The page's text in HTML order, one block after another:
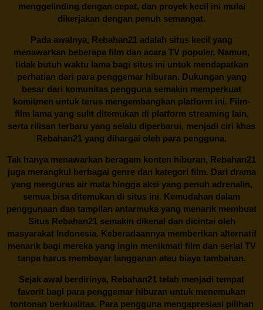
menggelinding dengan cepat, dan proyek kecil ini mulai
dikerjakan dengan penuh semangat.
Pada awalnya, Rebahan21 adalah situs kecil yang
menawarkan beberapa film dan acara TV populer. Namun,
tidak butuh waktu lama bagi situs ini untuk mendapatkan
perhatian dari para penggemar hiburan. Dukungan yang
besar dari komunitas pengguna semakin memperkuat
komitmen untuk terus mengembangkan platform ini. Film-
film lama yang sulit ditemukan di platform streaming lain,
serta rilisan terbaru yang selalu diperbarui, menjadi ciri khas
Rebahan21 yang dihargai oleh para pengguna.
Tak hanya menawarkan beragam konten hiburan, Rebahan21
juga merangkul berbagai genre dan kategori film. Dari drama
yang menguras air mata hingga aksi yang penuh adrenalin,
semua bisa ditemukan di situs ini. Kemudahan dalam
penggunaan dan tampilan antarmuka yang menarik membuat
Situs Rebahan21semakin dikenal dan dicintai oleh
masyarakat Indonesia. Keberadaannya memberikan alternatif
menarik bagi mereka yang ingin menikmati film dan serial TV
tanpa harus membayar langganan atau biaya tambahan.
Sejak awal berdirinya, Rebahan21 telah menjadi tempat
favorit bagi para penggemar hiburan untuk menemukan
tontonan berkualitas. Para pengguna mengapresiasi pilihan